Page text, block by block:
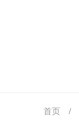
首页 /